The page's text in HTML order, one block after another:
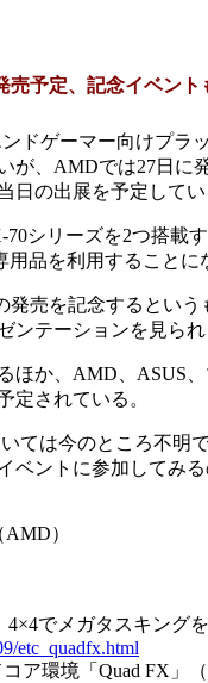
売予定、記念イベント
ゲーマー向けプラ
が、AMDでは27日
日の出展を予定してい
シリーズを2つ搭載
用品を利用すること
売を記念するという
テーションを見ら
ほか、AMD、ASUS
定されている。
ては今のところ不明
ントに参加してみる
）
4×4でメガタスキング
etc_quadfx.html
ア環境「Quad FX」